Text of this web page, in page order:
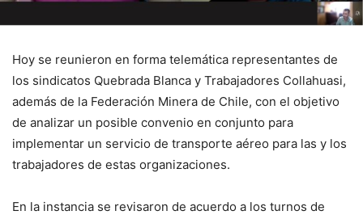
Hoy se reunieron en forma telemática representantes de
los sindicatos Quebrada Blanca y Trabajadores Collahuasi,
además de la Federación Minera de Chile, con el objetivo
de analizar un posible convenio en conjunto para
implementar un servicio de transporte aéreo para las y los
trabajadores de estas organizaciones.
En la instancia se revisaron de acuerdo a los turnos de